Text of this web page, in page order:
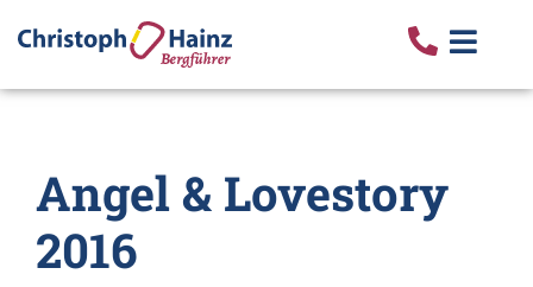
Angel & Lovestory
2016